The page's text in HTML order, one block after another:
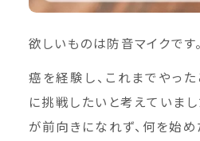
欲しいものは防音マイクです。
癌を経験し、これまでやっ
に挑戦したいと考えていま
が前向きになれず、何を始